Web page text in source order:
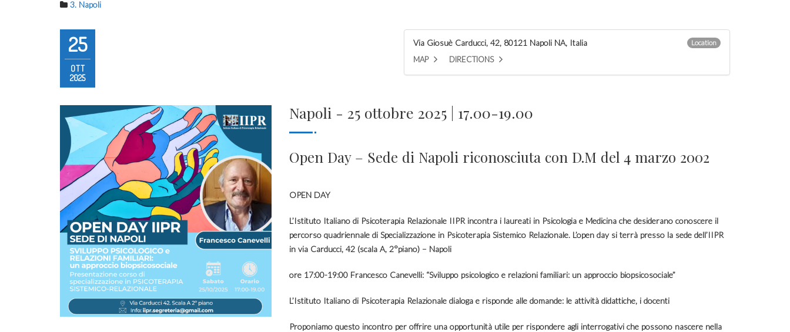
3. Napoli
25
OTT
2025
Via Giosuè Carducci, 42, 80121 Napoli NA, Italia Location
MAP DIRECTIONS
Napoli - 25 ottobre 2025 | 17.00-19.00
Open Day – Sede di Napoli riconosciuta con D.M del 4 marzo 2002
OPEN DAY
L’Istituto Italiano di Psicoterapia Relazionale IIPR incontra i laureati in Psicologia e Medicina che desiderano conoscere il
percorso quadriennale di Specializzazione in Psicoterapia Sistemico Relazionale. L’open day si terrà presso la sede dell’IIPR
in via Carducci, 42 (scala A, 2°piano) – Napoli
ore 17:00-19:00 Francesco Canevelli: “Sviluppo psicologico e relazioni familiari: un approccio biopsicosociale”
L’Istituto Italiano di Psicoterapia Relazionale dialoga e risponde alle domande: le attività didattiche, i docenti
Proponiamo questo incontro per offrire una opportunità utile per rispondere agli interrogativi che possono nascere nella